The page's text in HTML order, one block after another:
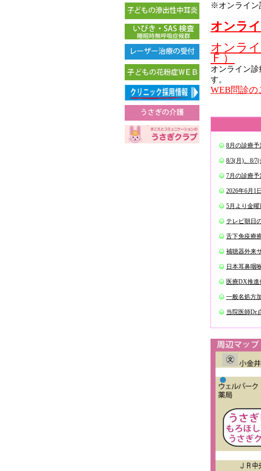
※オンライン
オンラ
オンラ
Ｆ）
オンライン
す。
WEB問診の
8月の診療
8/3(月)、8/
7月の診療
2026年6月1
5月より金曜
テレビ朝日
舌下免疫療
補聴器外来
日本耳鼻咽
医療DX推進
一般名処方
当院医師Dr.